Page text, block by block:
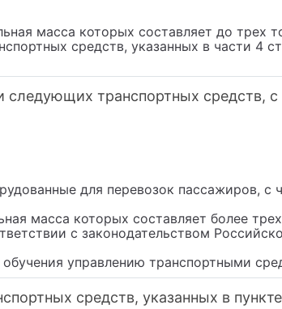
масса которых составляет до трех
средств, указанных в части 4
транспортных средств,
для перевозок пассажиров,
масса которых составляет более
с законодательством
управлению транспортными
средств, указанных в